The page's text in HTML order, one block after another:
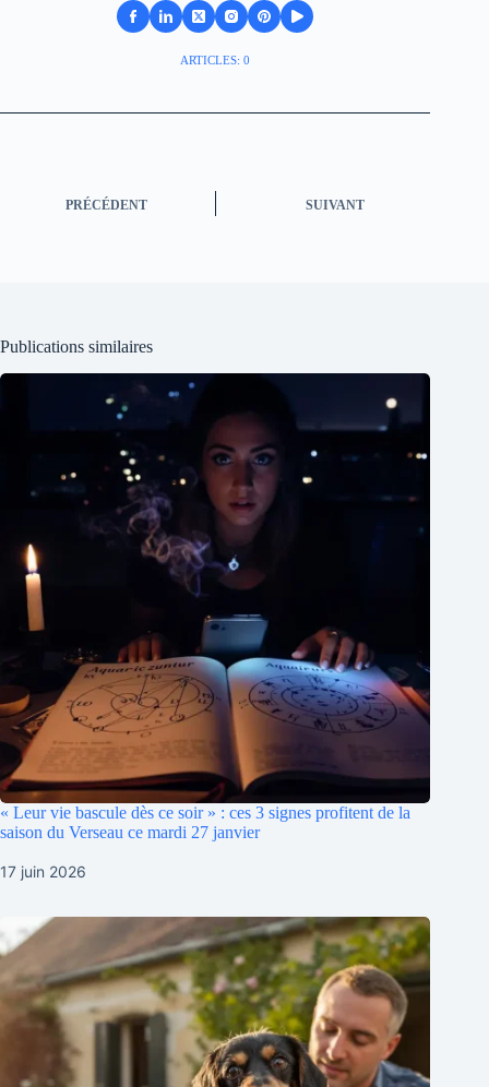
ARTICLES: 0
PRÉCÉDENT SUIVANT
Publications similaires
« Leur vie bascule dès ce soir » : ces 3 signes profitent de la
saison du Verseau ce mardi 27 janvier
17 juin 2026